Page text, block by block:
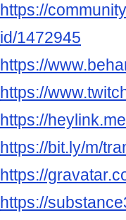
https://
id/1472945
https://
https://
https://
https://bit.ly/m/
https://
https://